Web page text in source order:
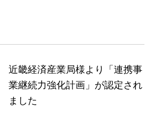
近畿経済産業局様より「連携事
業継続力強化計画」が認定され
ました